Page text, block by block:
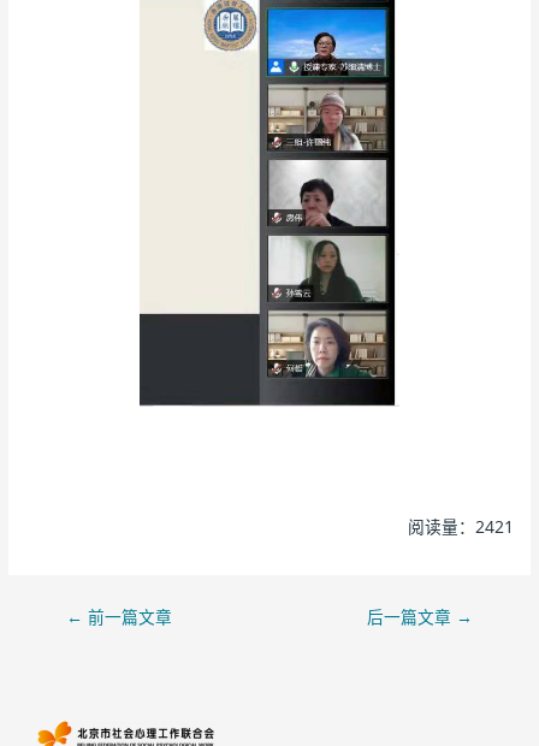
阅读量：2421
← 前一篇文章 后一篇文章 →